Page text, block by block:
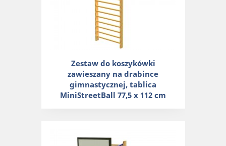
Zestaw do koszykówki
zawieszany na drabince
gimnastycznej, tablica
MiniStreetBall 77,5 x 112 cm